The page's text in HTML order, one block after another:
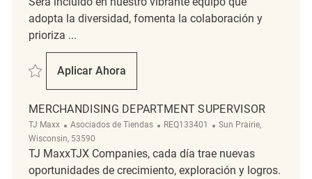
adopta la diversidad, fomenta la colaboración y
prioriza ...
Salvar Merchandising Coordinator REQ87681
Aplicar Ahora
Merchandising Coordinator
MERCHANDISING DEPARTMENT SUPERVISOR
TJ Maxx Categoría
Asociados de Tiendas ReqId
REQ133401 Ubicación
Sun Prairie,
Wisconsin, 53590
TJ MaxxTJX Companies, cada día trae nuevas
oportunidades de crecimiento, exploración y logros.